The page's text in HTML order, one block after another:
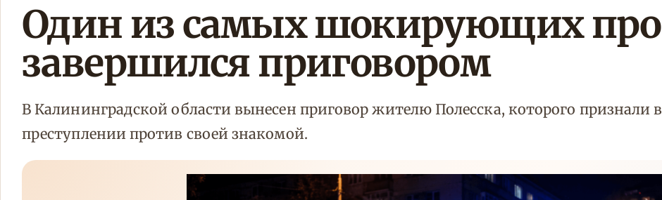
Один из самых шокирующих
завершился приговором
В Калининградской области вынесен приговор жителю Полесска, которого
преступлении против своей знакомой.